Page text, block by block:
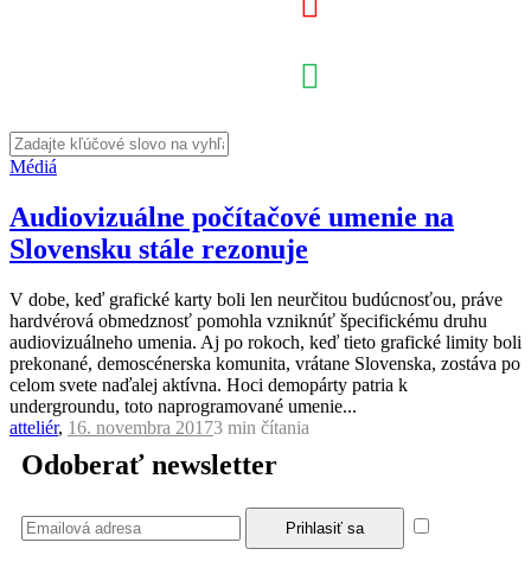
Médiá
Audiovizuálne počítačové umenie na
Slovensku stále rezonuje
V dobe, keď grafické karty boli len neurčitou budúcnosťou, práve
hardvérová obmedznosť pomohla vzniknúť špecifickému druhu
audiovizuálneho umenia. Aj po rokoch, keď tieto grafické limity boli
prekonané, demoscénerska komunita, vrátane Slovenska, zostáva po
celom svete naďalej aktívna. Hoci demopárty patria k
undergroundu, toto naprogramované umenie...
atteliér, 16. novembra 20173 min čítania
Odoberať newsletter